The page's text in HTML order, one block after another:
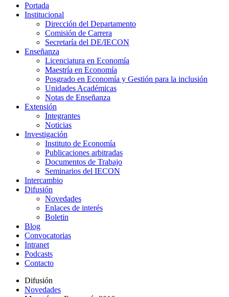
Portada
Institucional
Dirección del Departamento
Comisión de Carrera
Secretaría del DE/IECON
Enseñanza
Licenciatura en Economía
Maestría en Economía
Posgrado en Economía y Gestión para la inclusión
Unidades Académicas
Notas de Enseñanza
Extensión
Integrantes
Noticias
Investigación
Instituto de Economía
Publicaciones arbitradas
Documentos de Trabajo
Seminarios del IECON
Intercambio
Difusión
Novedades
Enlaces de interés
Boletin
Blog
Convocatorias
Intranet
Podcasts
Contacto
Difusión
Novedades